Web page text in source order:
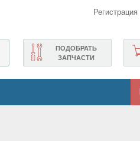
Регистрация
ПОДОБРАТЬ
ЗАПЧАСТИ